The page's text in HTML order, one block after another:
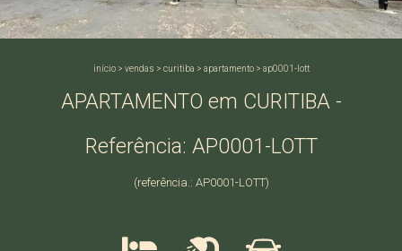
início> vendas > curitiba > apartamento> ap0001-lott
APARTAMENTO em CURITIBA -
Referência: AP0001-LOTT
(referência.: AP0001-LOTT)